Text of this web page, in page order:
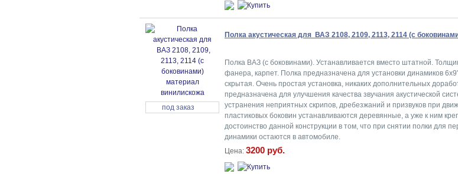
под заказ
Полка акустическая для ВАЗ 2108, 2109, 2113, 2114 (с
Полка ВАЗ (с боковинами). Устанавливается вместо штатной.
фанера, карпет. Полка предназначена для установки динамиков
скрытая. Очень простая установка, никаких дополнительных
предназначена для улучшения качества звучания акустической
устранения неприятных скрипов, дребезжаний и призвуков при
пластиковых боковин устанавливаются деревянные, а уже к ним
достоинство данной конструкции в том, что при снятии полки для
динамики остаются в автомобиле.
Цена: 3200 руб.